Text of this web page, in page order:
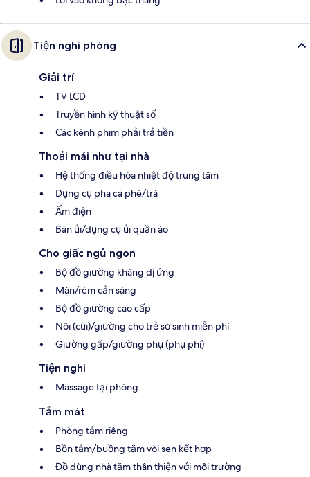
Tiện nghi phòng
Giải trí
TV LCD
Truyền hình kỹ thuật số
Các kênh phim phải trả tiền
Thoải mái như tại nhà
Hệ thống điều hòa nhiệt độ trung tâm
Dụng cụ pha cà phê/trà
Ấm điện
Bàn ủi/dụng cụ ủi quần áo
Cho giấc ngủ ngon
Bộ đồ giường kháng dị ứng
Màn/rèm cản sáng
Bộ đồ giường cao cấp
Nôi (cũi)/giường cho trẻ sơ sinh miễn phí
Giường gấp/giường phụ (phụ phí)
Tiện nghi
Massage tại phòng
Tắm mát
Phòng tắm riêng
Bồn tắm/buồng tắm vòi sen kết hợp
Đồ dùng nhà tắm thân thiện với môi trường